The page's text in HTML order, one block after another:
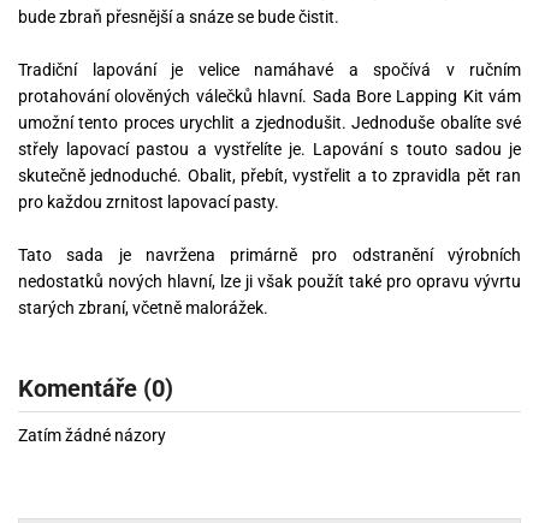
bude zbraň přesnější a snáze se bude čistit.
Tradiční lapování je velice namáhavé a spočívá v ručním
protahování olověných válečků hlavní. Sada Bore Lapping Kit vám
umožní tento proces urychlit a zjednodušit. Jednoduše obalíte své
střely lapovací pastou a vystřelíte je. Lapování s touto sadou je
skutečně jednoduché. Obalit, přebít, vystřelit a to zpravidla pět ran
pro každou zrnitost lapovací pasty.
Tato sada je navržena primárně pro odstranění výrobních
nedostatků nových hlavní, lze ji však použít také pro opravu vývrtu
starých zbraní, včetně malorážek.
Komentáře (0)
Zatím žádné názory